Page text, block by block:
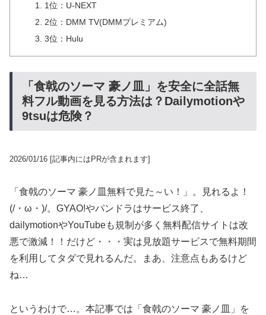
1位：U-NEXT
2位：DMM TV(DMMプレミアム)
3位：Hulu
「食戟のソーマ 豪ノ皿」を安全に全話無
料フル動画を見る方法は？Dailymotionや
9tsuは危険？
2026/01/16 [記事内にはPRが含まれます]
「食戟のソーマ 豪ノ皿無料で見た～い！」。見れるよ！
(/・ω・)/。GYAO!やパンドラはサービス終了、
dailymotionやYouTubeも規制が多く無料配信サイトは改
悪で激減！！だけど・・・実は見放題サービスで無料期間
を利用してタダで見れるんだ。まあ、注意点もあるけど
ね…
というわけで…。本記事では「食戟のソーマ 豪ノ皿」を